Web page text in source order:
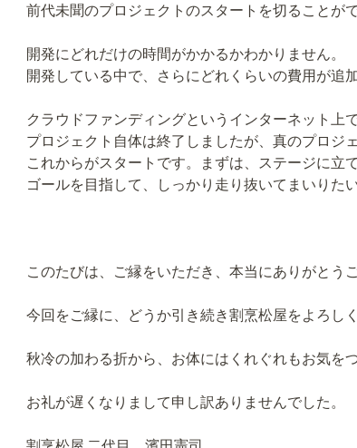
前代未聞のプロジェクトのスタートを切ることが
開発にどれだけの時間がかかるかわかりません。
開発している中で、さらにどれくらいの費用が追
クラウドファンディングというインターネット上
プロジェクト自体は終了しましたが、真のプロジェ
これからがスタートです。まずは、ステージに立
ゴールを目指して、しっかり走り抜いてまいりた
このたびは、ご縁をいただき、本当にありがとう
今回をご縁に、どうか引き続き割烹松屋をよろし
秋冷の加わる折から、お体にはくれぐれもお気を
お礼が遅くなりまして申し訳ありませんでした。